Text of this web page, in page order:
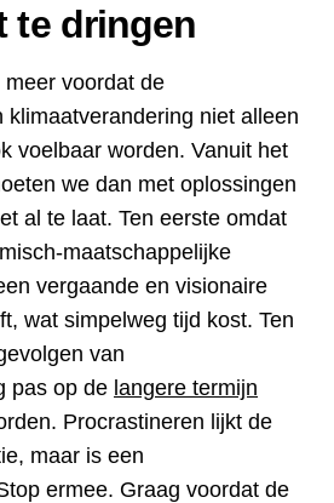
te dringen
voordat de
klimaatverandering niet alleen
voelbaar worden. Vanuit het
we dan met oplossingen
al te laat. Ten eerste omdat
maatschappelijke
vergaande en visionaire
wat simpelweg tijd kost. Ten
van
pas op de langere termijn
Procrastineren lijkt de
maar is een
ermee. Graag voordat de